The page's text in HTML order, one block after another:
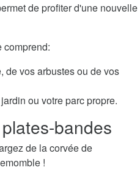
de profiter d'une nouvelle
comprend:
de vos arbustes ou de vos
ou votre parc propre.
bandes
de la corvée de
!